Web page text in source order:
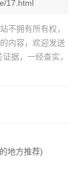
17.html
不拥有所有权，
内容，欢迎发送
据，一经查实，
地方推荐)